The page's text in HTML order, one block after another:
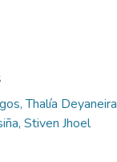
Thalía Deyaneira
Stiven Jhoel